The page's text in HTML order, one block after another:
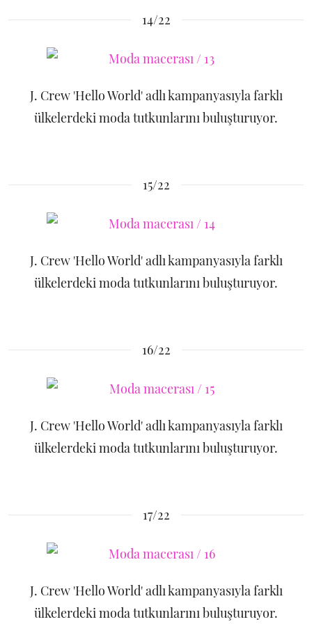
14/22
J. Crew 'Hello World' adlı kampanyasıyla farklı
ülkelerdeki moda tutkunlarını buluşturuyor.
15/22
J. Crew 'Hello World' adlı kampanyasıyla farklı
ülkelerdeki moda tutkunlarını buluşturuyor.
16/22
J. Crew 'Hello World' adlı kampanyasıyla farklı
ülkelerdeki moda tutkunlarını buluşturuyor.
17/22
J. Crew 'Hello World' adlı kampanyasıyla farklı
ülkelerdeki moda tutkunlarını buluşturuyor.